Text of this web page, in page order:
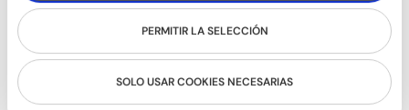
PERMITIR LA SELECCIÓN
SOLO USAR COOKIES NECESARIAS
ROCK&ROLL